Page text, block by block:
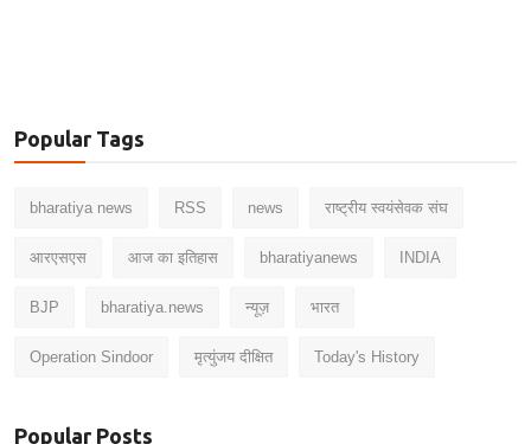
Popular Tags
bharatiya news RSS news राष्ट्रीय स्वयंसेवक संघ
आरएसएस आज का इतिहास bharatiyanews INDIA
BJP bharatiya.news न्यूज़ भारत
Operation Sindoor मृत्युंजय दीक्षित Today's History
Popular Posts